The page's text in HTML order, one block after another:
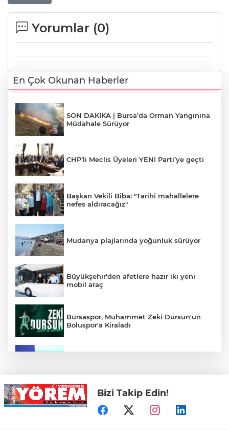
Yorumlar (0)
En Çok Okunan Haberler
SON DAKİKA | Bursa'da Orman Yangınına
Müdahale Sürüyor
CHP’li Meclis Üyeleri YENİ Parti’ye geçti
Başkan Vekili Biba: "Tarihi mahallelere
nefes aldıracağız"
Mudanya plajlarında yoğunluk sürüyor
Büyükşehir'den afetlere hazır iki yeni
mobil araç
Bursaspor, Muhammet Zeki Dursun'un
Boluspor'a Kiraladı
Bursa'nın Temmuz ayı ihracatı 3 milyar
914 milyon dolara ulaştı
Bizi Takip Edin!